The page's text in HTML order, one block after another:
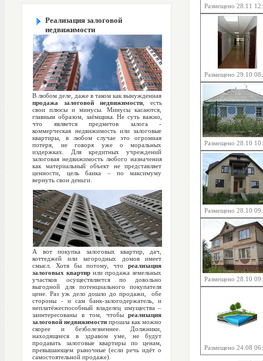
Реализация залоговой
недвижимости
В любом деле, даже в таком как вынужденная
продажа залоговой недвижимости, есть
свои плюсы и минусы. Минусы касаются,
главным образом, заёмщика. Не суть важно,
что является предметов залога -
коммерческая недвижимость или залоговые
квартиры, в любом случае это огромная
потеря, не говоря уже о моральных
издержках. Для кредитных учреждений
залоговая недвижимость любого назначения
как материальный объект не представляет
ценности, цель банка – по максимуму
вернуть свои деньги.
А вот покупка залоговых квартир, дач,
коттеджей или загородных домов имеет
смысл. Хотя бы потому, чтореализация
залоговых квартир или продажа земельных
участков осуществляется по довольно
выгодной для потенциального покупателя
цене. Раз уж дело дошло до продажи, обе
стороны - и сам банк-залогодержатель, и
неплатёжеспособный владелец имущества –
заинтересованы в том, чтобыреализация
залоговой недвижимости прошла как можно
скорее и безболезненнее. Должники,
находящиеся в здравом уме, не будут
продавать залоговые квартиры по ценам,
превышающем рыночные (если речь идёт о
самостоятельной продаже).
Размещено 28.11
Размещено 29.10
Размещено 28.10
Размещено 28.10
Размещено 28.10
Размещено 24.08